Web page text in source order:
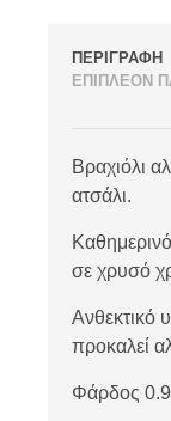
ΠΕΡΙΓΡΑΦΗ
ΕΠΙΠΛΕΟΝ
Βραχιόλι
ατσάλι.
σε χρυσό
Ανθεκτικό
προκαλεί
Φάρδος